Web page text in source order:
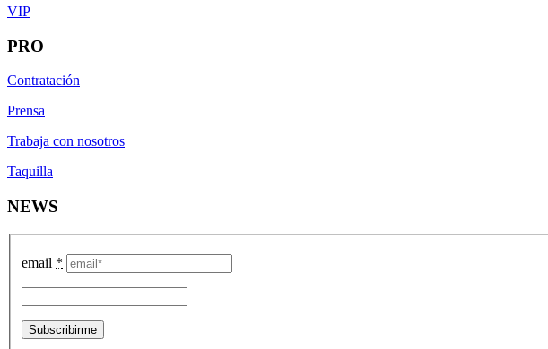
VIP
PRO
Contratación
Prensa
Trabaja con nosotros
Taquilla
NEWS
email *